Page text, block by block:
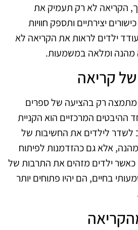
הקריאה לא רק תעמיק את
יצירתיים ותספק חוויות
ילדים לראות את הקריאה לא
מהנה ומלאה במשמעות.
של קריאה
מתמצה רק בהציעה של ספרים
ההיבטים המרכזיים הוא הקניית
לשדר לילדים את החשיבות של
אלא גם כהזדמנות לפיתוח
ילדים מזהים את התרבות של
בחיים, הם יהיו פתוחים יותר